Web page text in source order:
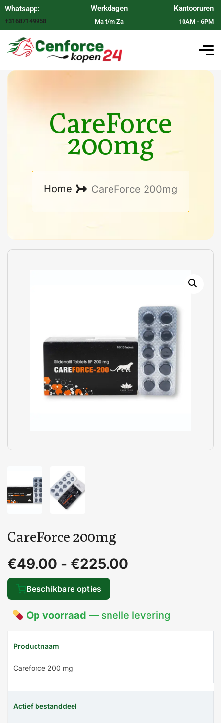
Whatsapp:
+31687149958
Werkdagen
Ma t/m Za
Kantooruren
10AM - 6PM
CareForce
200mg
Home CareForce 200mg
CareForce 200mg
€49.00 - €225.00
Beschikbare opties
Op voorraad — snelle levering
Productnaam
Careforce 200 mg
Actief bestanddeel